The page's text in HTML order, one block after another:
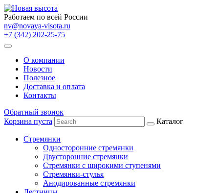
Работаем по всей России
nv@novaya-visota.ru
+7 (342) 202-25-75
О компании
Новости
Полезное
Доставка и оплата
Контакты
Обратный звонок
Корзина пуста
Каталог
Стремянки
Односторонние стремянки
Двусторонние стремянки
Стремянки с широкими ступенями
Стремянки-стулья
Анодированные стремянки